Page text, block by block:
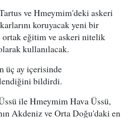
ve Hmeymim'deki askeri
koruyacak yeni bir
ortak eğitim ve askeri nitelik
kullanılacak.
üç ay içerisinde
bildirdi.
ile Hmeymim Hava Üssü,
Akdeniz ve Orta Doğu'daki en